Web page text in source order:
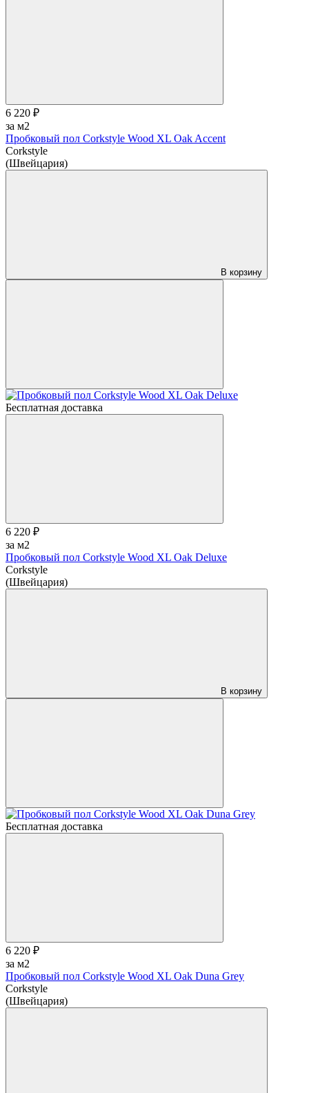
6 220 ₽
за м2
Пробковый пол Corkstyle Wood XL Oak Accent
Corkstyle
(Швейцария)
В корзину
Бесплатная доставка
6 220 ₽
за м2
Пробковый пол Corkstyle Wood XL Oak Deluxe
Corkstyle
(Швейцария)
В корзину
Бесплатная доставка
6 220 ₽
за м2
Пробковый пол Corkstyle Wood XL Oak Duna Grey
Corkstyle
(Швейцария)